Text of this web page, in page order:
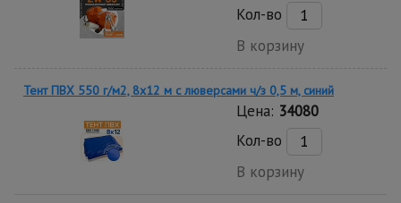
Кол-во
В корзину
Тент ПВХ 550 г/м2, 8х12 м с люверсами ч/з 0,5 м, синий
Цена: 34080
Кол-во
В корзину